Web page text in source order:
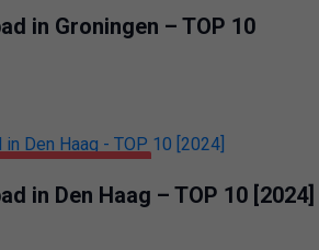
in Groningen – TOP 10
in Den Haag – TOP 10 [2024]